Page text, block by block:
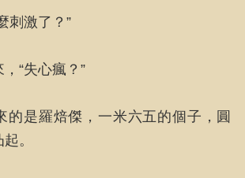
刺激了？”
“失心瘋？”
的是羅焙傑，一米六五的個子，圓
。